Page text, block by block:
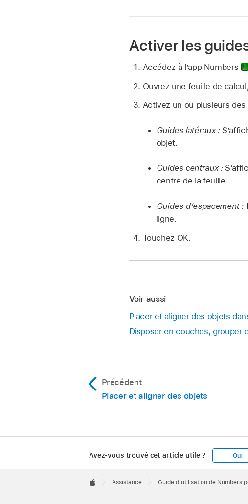
Activer les
Accédez à l’app Numbers
Ouvrez une feuille de
Activez un ou plusieurs
Guides latéraux :
objet.
Guides centraux :
centre de la feuille.
Guides d’espacement :
ligne.
Touchez OK.
Voir aussi
Placer et aligner des objets
Disposer en couches, grouper
Précédent
Placer et aligner des objets
Avez-vous trouvé cet article utile ? Oui
Footer

Assistance Guide d’utilisation de Numbers